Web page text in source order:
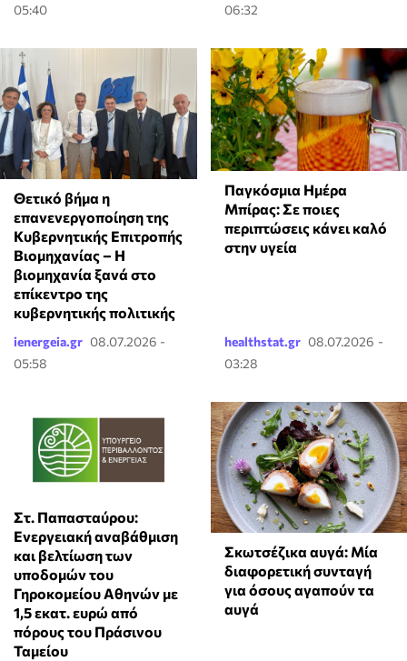
05:40
06:32
Θετικό βήμα η
επανενεργοποίηση της
Κυβερνητικής Επιτροπής
Βιομηχανίας – Η
βιομηχανία ξανά στο
επίκεντρο της
κυβερνητικής πολιτικής
ienergeia.gr 08.07.2026 -
05:58
Παγκόσμια Ημέρα
Μπίρας: Σε ποιες
περιπτώσεις κάνει καλό
στην υγεία
healthstat.gr 08.07.2026 -
03:28
Στ. Παπασταύρου:
Ενεργειακή αναβάθμιση
και βελτίωση των
υποδομών του
Γηροκομείου Αθηνών με
1,5 εκατ. ευρώ από
πόρους του Πράσινου
Ταμείου
Σκωτσέζικα αυγά: Μία
διαφορετική συνταγή
για όσους αγαπούν τα
αυγά